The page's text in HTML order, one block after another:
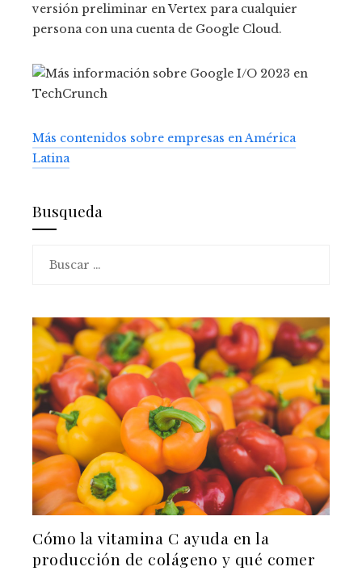
versión preliminar en Vertex para cualquier
persona con una cuenta de Google Cloud.
Más contenidos sobre empresas en América
Latina
Busqueda
Cómo la vitamina C ayuda en la
producción de colágeno y qué comer